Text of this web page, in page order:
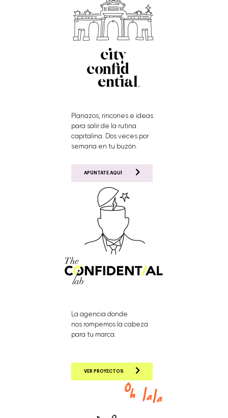
Planazos, rincones e ideas
para salir de la rutina
capitalina. Dos veces por
semana en tu buzón.
APÚNTATE AQUÍ
La agencia donde
nos rompemos la cabeza
para tu marca.
VER PROYECTOS